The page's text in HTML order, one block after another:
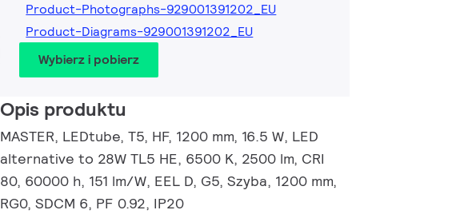
Product-Photographs-929001391202_EU
Product-Diagrams-929001391202_EU
Wybierz i pobierz
Opis produktu
MASTER, LEDtube, T5, HF, 1200 mm, 16.5 W, LED
alternative to 28W TL5 HE, 6500 K, 2500 lm, CRI
80, 60000 h, 151 lm/W, EEL D, G5, Szyba, 1200 mm,
RG0, SDCM 6, PF 0.92, IP20